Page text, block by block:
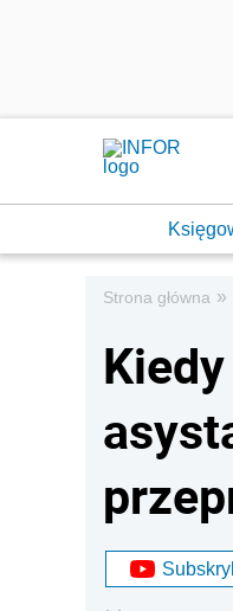
Strona główna »